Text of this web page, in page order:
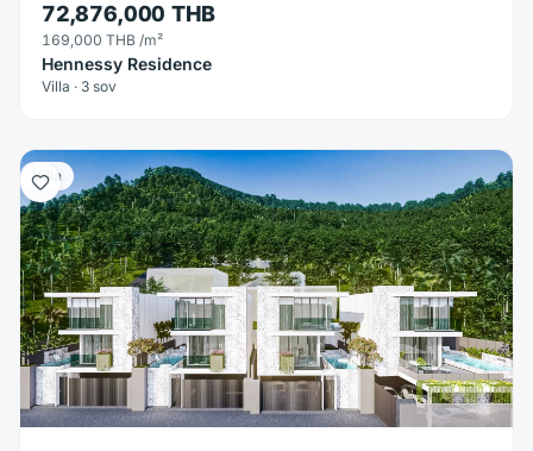
72,876,000 THB
169,000 THB /m²
Hennessy Residence
Villa · 3 sov
Villa